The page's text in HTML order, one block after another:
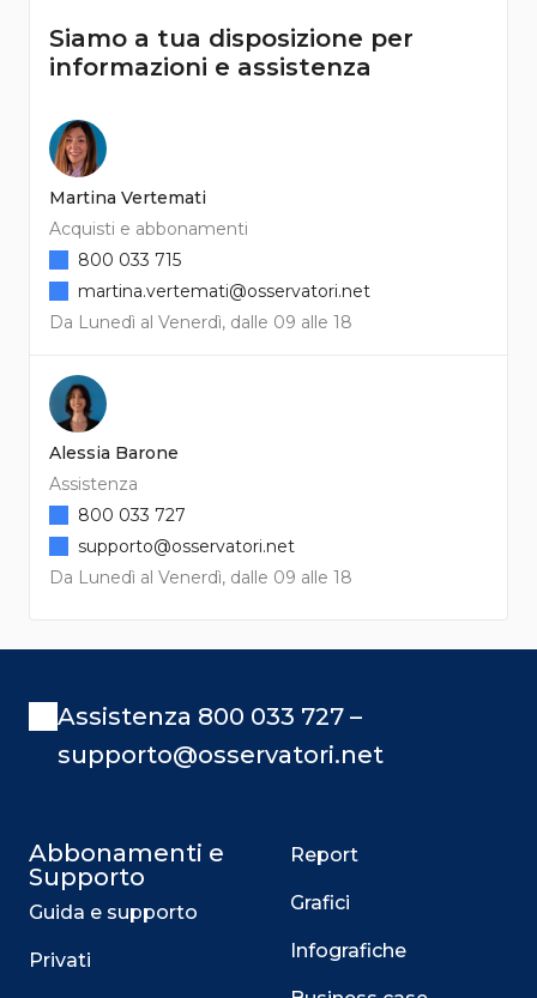
Siamo a tua disposizione per
informazioni e assistenza
Martina Vertemati
Acquisti e abbonamenti
Da Lunedì al Venerdì, dalle 09 alle 18
800 033 715
martina.vertemati@osservatori.net
Alessia Barone
Assistenza
Da Lunedì al Venerdì, dalle 09 alle 18
800 033 727
supporto@osservatori.net
Assistenza 800 033 727 –
supporto@osservatori.net
Abbonamenti e
Supporto
Guida e supporto
Privati
Report
Grafici
Infografiche